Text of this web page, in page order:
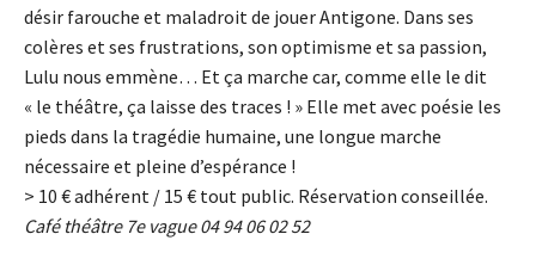
désir farouche et maladroit de jouer Antigone. Dans ses
colères et ses frustrations, son optimisme et sa passion,
Lulu nous emmène… Et ça marche car, comme elle le dit
« le théâtre, ça laisse des traces ! » Elle met avec poésie les
pieds dans la tragédie humaine, une longue marche
nécessaire et pleine d’espérance !
> 10 €adhérent / 15 € tout public. Réservation conseillée.
Café théâtre 7e vague 04 94 06 02 52